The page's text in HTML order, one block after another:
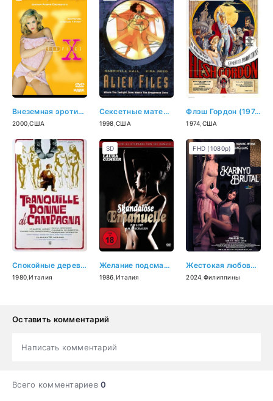
Внеземная эротика 2 (2000)
2000 ,США
Сексетные материалы: Инопланетная эротика (1998)
1998 ,США
Флэш Гордон (1974)
1974 США
Спокойные деревенские женщины (1980)
1980 ,Италия
Желание подсматривать (1986)
1986 ,Италия
SD
Жестокая любовь (2024)
2024 Филиппины
FHD (1080p)
Оставить комментарий
Написать комментарий
Всего комментариев0